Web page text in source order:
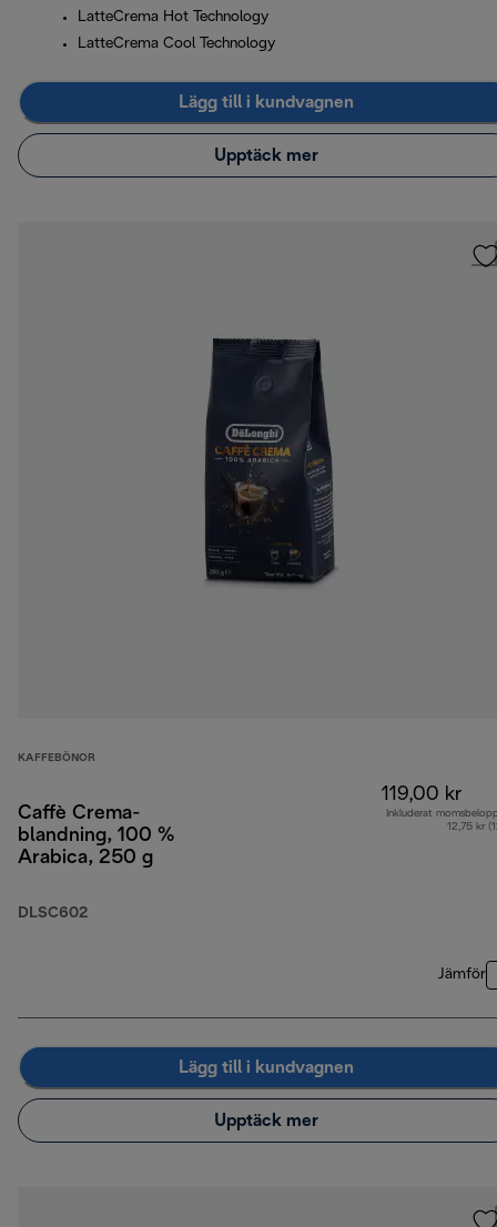
LatteCrema Hot Technology
LatteCrema Cool Technology
Lägg till i kundvagnen
Upptäck mer
KAFFEBÖNOR
Caffè Crema-
blandning, 100 %
Arabica, 250 g
DLSC602
119,00 kr
Inkluderat
12,75 kr
Jämför
Lägg till i kundvagnen
Upptäck mer